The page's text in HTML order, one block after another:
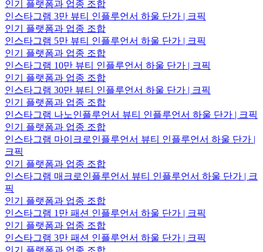
인기 플랫폼과 업종 조합
인스타그램 3만 뷰티 인플루언서 하울 단가 | 크픽
인기 플랫폼과 업종 조합
인스타그램 5만 뷰티 인플루언서 하울 단가 | 크픽
인기 플랫폼과 업종 조합
인스타그램 10만 뷰티 인플루언서 하울 단가 | 크픽
인기 플랫폼과 업종 조합
인스타그램 30만 뷰티 인플루언서 하울 단가 | 크픽
인기 플랫폼과 업종 조합
인스타그램 나노인플루언서 뷰티 인플루언서 하울 단가 | 크픽
인기 플랫폼과 업종 조합
인스타그램 마이크로인플루언서 뷰티 인플루언서 하울 단가 |
크픽
인기 플랫폼과 업종 조합
인스타그램 매크로인플루언서 뷰티 인플루언서 하울 단가 | 크
픽
인기 플랫폼과 업종 조합
인스타그램 1만 패션 인플루언서 하울 단가 | 크픽
인기 플랫폼과 업종 조합
인스타그램 3만 패션 인플루언서 하울 단가 | 크픽
인기 플랫폼과 업종 조합